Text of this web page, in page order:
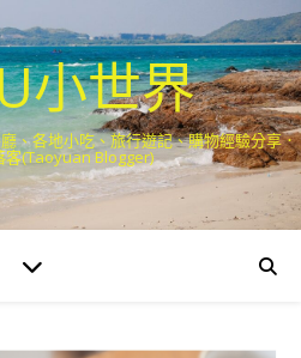
小世界
、各地小吃、旅行遊記、購物經驗分享．
客(Taoyuan Blogger)